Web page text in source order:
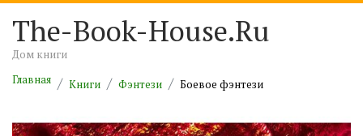
The-Book-House.Ru
Дом книги
Главная
Книги Фэнтези Боевое фэнтези